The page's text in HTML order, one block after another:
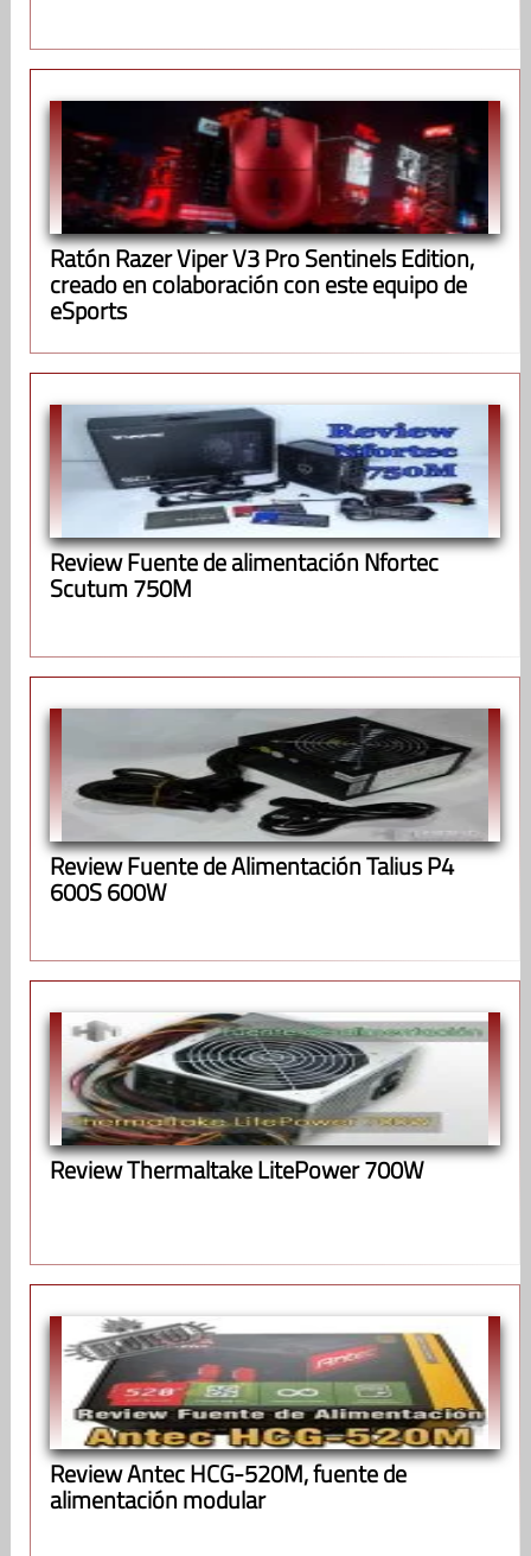
Ratón Razer Viper V3 Pro Sentinels Edition,
creado en colaboración con este equipo de
eSports
Review Fuente de alimentación Nfortec
Scutum 750M
Review Fuente de Alimentación Talius P4
600S 600W
Review Thermaltake LitePower 700W
Review Antec HCG-520M, fuente de
alimentación modular